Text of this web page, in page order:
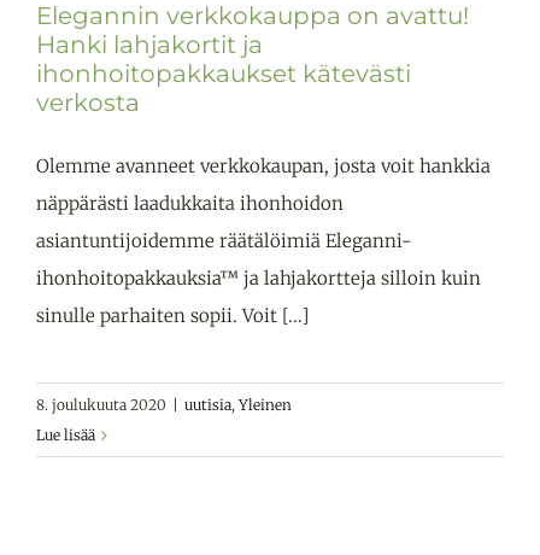
Elegannin verkkokauppa on avattu!
Hanki lahjakortit ja
ihonhoitopakkaukset kätevästi
verkosta
Olemme avanneet verkkokaupan, josta voit hankkia
näppärästi laadukkaita ihonhoidon
asiantuntijoidemme räätälöimiä Eleganni-
ihonhoitopakkauksia™ ja lahjakortteja silloin kuin
sinulle parhaiten sopii. Voit [...]
8. joulukuuta 2020 uutisia, Yleinen
Lue lisää